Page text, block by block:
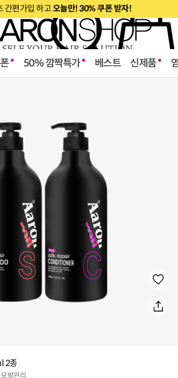
간편가입 하고오늘만! 30% 쿠폰 받자!
50% 깜짝특가 베스트 신제품
2종
발관리